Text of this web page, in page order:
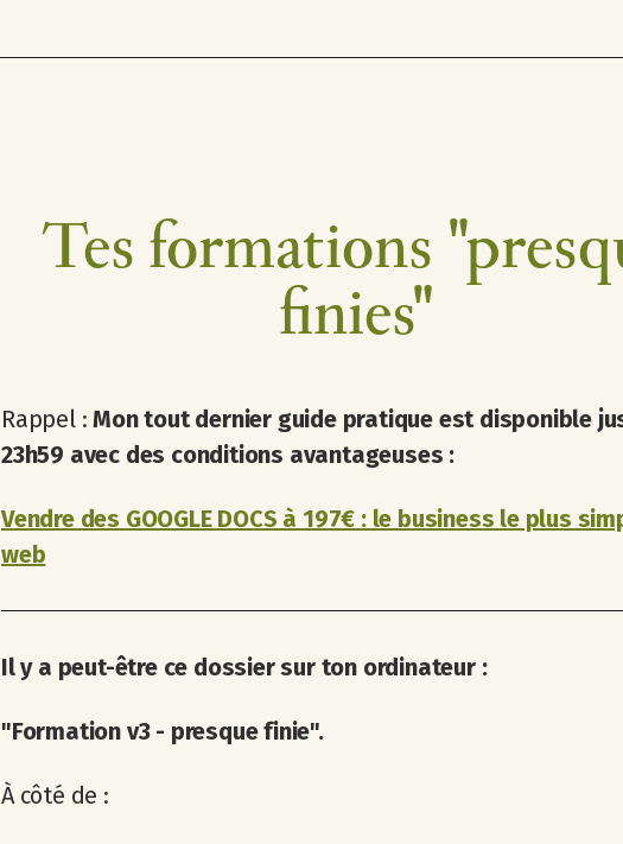
Tes formations
finies"
Rappel :Mon tout dernier guide pratique est disponible
23h59 avec des conditions avantageuses :
Vendre des GOOGLE DOCS à 197€ : le business le plus
web
Il y a peut-être ce dossier sur ton ordinateur :
"Formation v3 - presque finie".
À côté de :